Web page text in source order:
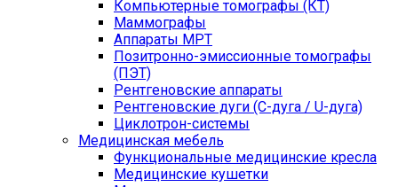
Компьютерные томографы (КТ)
Маммографы
Аппараты МРТ
Позитронно-эмиссионные томографы
(ПЭТ)
Рентгеновские аппараты
Рентгеновские дуги (С-дуга / U-дуга)
Циклотрон-системы
Медицинская мебель
Функциональные медицинские кресла
Медицинские кушетки